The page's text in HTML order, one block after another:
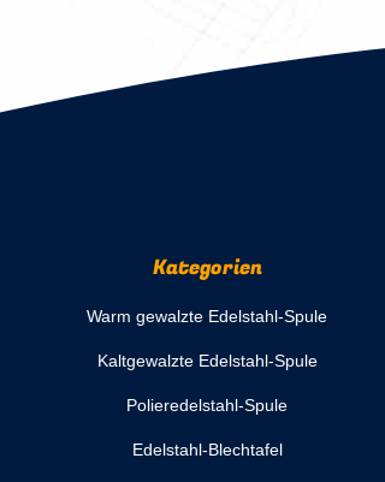
Kategorien
Warm gewalzte Edelstahl-Spule
Kaltgewalzte Edelstahl-Spule
Polieredelstahl-Spule
Edelstahl-Blechtafel